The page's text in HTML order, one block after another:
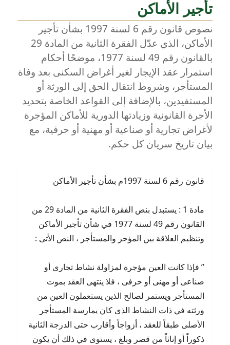
تأجير الأماكن
نصوص قانون رقم 6 لسنة 1997 بشأن تأجير
الأماكن، الذي عدّل الفقرة الثانية من المادة 29
بالقانون رقم 49 لسنة 1977، موضحًا أحكام
استمرار عقد الإيجار لغير أغراض السكنى بعد وفاة
المستأجر، وشروط انتقال الحق إلى الورثة أو
المستفيدين، بالإضافة إلى القواعد الخاصة بتحديد
الأجرة القانونية وزيادتها الدورية للأماكن المؤجرة
لأغراض تجارية أو صناعية أو مهنية أو حرفية، مع
بيان تاريخ سريان كل حكم.
قانون رقم 6 لسنة 1997م بشأن تأجير الأماكن
مادة 1 : يستبدل بنص الفقرة الثانية من المادة 29 من
القانون رقم 49 لسنة 1977 في شأن تأجير الأماكن
وتنظيم العلاقة بين المؤجر والمستأجر ، النص الأتى :
” فإذا كانت العين مؤجرة لمزاولة نشاط تجارى أو
صناعى أو مهنى أو حرفى ، فلا ينتهى العقد بموت
المستأجر ويستمر لصالح الذين يستعملون العين من
ورثته في ذات النشاط الذى كان يمارسة المستأجر
الأصلى طبقاً للعقد ، أزواجاً وأقارب حتى الدرجة الثانية
ذكوراً أو إناثاً من قصر وبلغ ، يستوى في ذلك أن يكون